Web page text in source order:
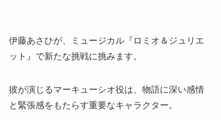
伊藤あさひが、ミュージカル『ロミオ＆ジュリエ
ット』で新たな挑戦に挑みます。
彼が演じるマーキューシオ役は、物語に深い感情
と緊張感をもたらす重要なキャラクター。